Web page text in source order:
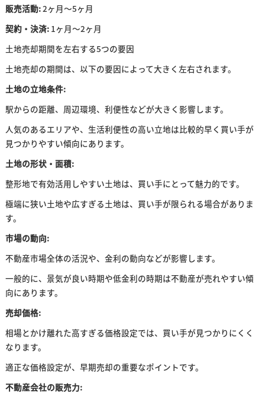
販売活動:2ヶ月～5ヶ月
契約・決済: 1ヶ月～2ヶ月
土地売却期間を左右する5つの要因
土地売却の期間は、以下の要因によって大きく左右されます。
土地の立地条件:
駅からの距離、周辺環境、利便性などが大きく影響します。
人気のあるエリアや、生活利便性の高い立地は比較的早く買い手が
見つかりやすい傾向にあります。
土地の形状・面積:
整形地で有効活用しやすい土地は、買い手にとって魅力的です。
極端に狭い土地や広すぎる土地は、買い手が限られる場合がありま
す。
市場の動向:
不動産市場全体の活況や、金利の動向などが影響します。
一般的に、景気が良い時期や低金利の時期は不動産が売れやすい傾
向にあります。
売却価格:
相場とかけ離れた高すぎる価格設定では、買い手が見つかりにくく
なります。
適正な価格設定が、早期売却の重要なポイントです。
不動産会社の販売力: